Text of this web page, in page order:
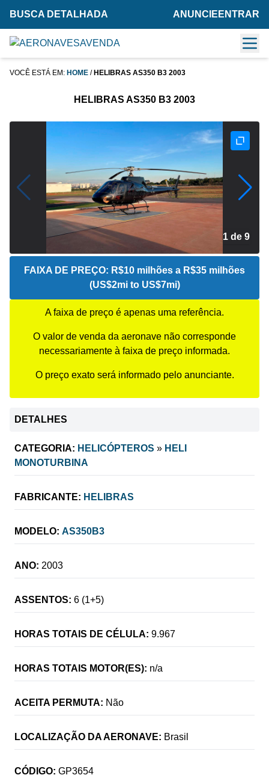
BUSCA DETALHADA ANUNCIE ENTRAR
VOCÊ ESTÁ EM: HOME / HELIBRAS AS350 B3 2003
HELIBRAS AS350 B3 2003
2 de 9
FAIXA DE PREÇO: R$10 milhões a R$35 milhões
(US$2mi to US$7mi)
A faixa de preço é apenas uma referência.
O valor de venda da aeronave não corresponde
necessariamente à faixa de preço informada.
O preço exato será informado pelo anunciante.
DETALHES
CATEGORIA: HELICÓPTEROS » HELI
MONOTURBINA
FABRICANTE: HELIBRAS
MODELO: AS350B3
ANO: 2003
ASSENTOS: 6 (1+5)
HORAS TOTAIS DE CÉLULA: 9.967
HORAS TOTAIS MOTOR(ES): n/a
ACEITA PERMUTA: Não
LOCALIZAÇÃO DA AERONAVE: Brasil
CÓDIGO: GP3654